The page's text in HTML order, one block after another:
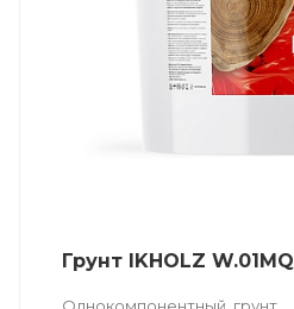
Грунт IKHOLZ W.01MQ